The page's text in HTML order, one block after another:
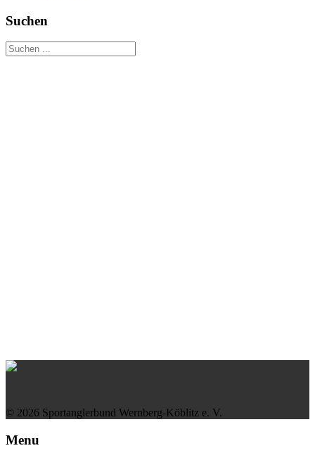
Suchen
© 2026 Sportanglerbund Wernberg-Köblitz e. V.
Menu